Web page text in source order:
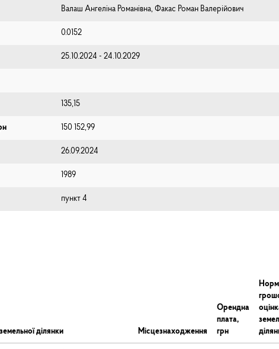
Валаш Ангеліна Романівна, Факас Роман Валерійович
0.0152
25.10.2024 - 24.10.2029
135,15
150 152,99
26.09.2024
1989
пункт 4
ділянки Місцезнаходження
Орендна
плата,
грн